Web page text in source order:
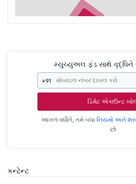
મ્યુચ્યુઅલ ફંડ સાથે વૃદ્ધિને
+91
ડિમેટ એકાઉન્ટ
આગળ વધીને, તમે બધા નિયમો અને
છો
કન્ટેન્ટ